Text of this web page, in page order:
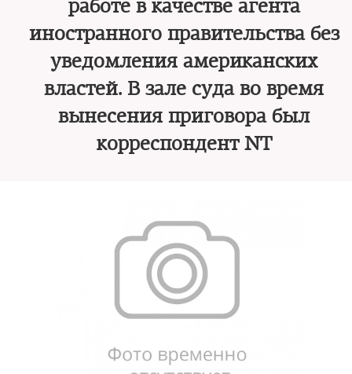
работе в качестве агента
иностранного правительства без
уведомления американских
властей. В зале суда во время
вынесения приговора был
корреспондент NT